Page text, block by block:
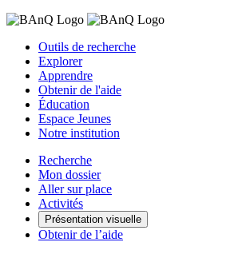
Outils de recherche
Explorer
Apprendre
Obtenir de l'aide
Éducation
Espace Jeunes
Notre institution
Recherche
Mon dossier
Aller sur place
Activités
Présentation visuelle
Obtenir de l’aide